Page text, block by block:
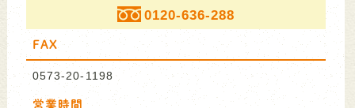
0120-636-288
FAX
0573-20-1198
営業時間